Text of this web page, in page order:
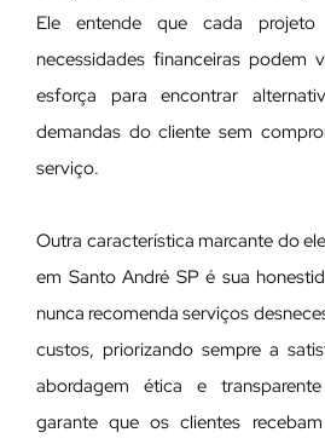
Ele entende que cada
necessidades financeiras podem
esforça para encontrar
demandas do cliente sem
serviço.
Outra característica marcante do
em Santo André SP é sua
nunca recomenda serviços
custos, priorizando sempre a
abordagem ética e
garante que os clientes